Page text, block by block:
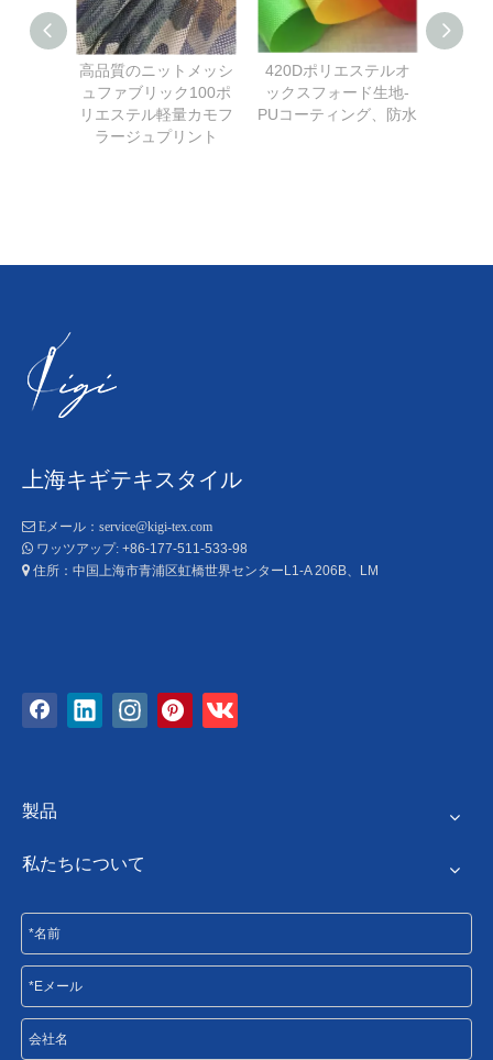
高品質のニットメッシ
ュファブリック100ポ
リエステル軽量カモフ
ラージュプリント
420Dポリエステルオ
ックスフォード生地-
PUコーティング、防水
上海キギテキスタイル
 Eメール： service@kigi-tex.com
 ワッツアップ: +86-177-511-533-98
 住所：中国上海市青浦区虹橋世界センターL1-A 206B、LM
製品
私たちについて